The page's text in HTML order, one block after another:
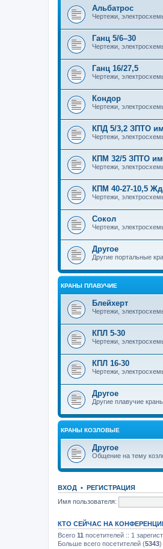
Альбатрос
Чертежи,
Ганц 5/6–30
Чертежи,
Ганц 16/27,5
Чертежи,
Кондор
Чертежи,
КПД 5/3,2 ЗПТО
Чертежи,
КПМ 32/5 ЗПТО
Чертежи,
КПМ 40-27-10,5
Чертежи,
Сокол
Чертежи,
Другое
Другие портальные
КРАНЫ ПЛАВУЧИЕ
Блейхерт
Чертежи,
КПЛ 5-30
Чертежи,
КПЛ 16-30
Чертежи,
Другое
Другие плавучие
КРАНЫ КОЗЛОВЫЕ
Другое
Общение на тему
ВХОД • РЕГИСТРАЦИЯ
Имя пользователя:
КТО СЕЙЧАС НА
Всего 11 посетителей :: 1
Больше всего посетителей (5343)